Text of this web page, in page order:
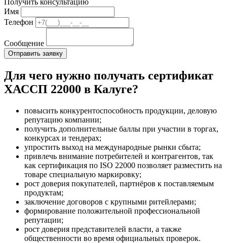
Имя
Телефон
Сообщение
Для чего нужно получать сертификат
ХАССП 22000 в Калуге?
повысить конкурентоспособность продукции, деловую
репутацию компании;
получить дополнительные баллы при участии в торгах,
конкурсах и тендерах;
упростить выход на международные рынки сбыта;
привлечь внимание потребителей и контрагентов, так
как сертификация по ISO 22000 позволяет разместить на
товаре специальную маркировку;
рост доверия покупателей, партнёров к поставляемым
продуктам;
заключение договоров с крупными ритейлерами;
формирование положительной профессиональной
репутации;
рост доверия представителей власти, а также
общественности во время официальных проверок.